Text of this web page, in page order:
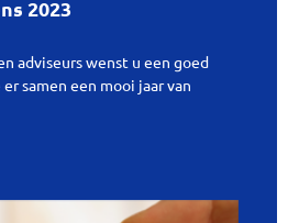
2023
adviseurs wenst u een goed
samen een mooi jaar van